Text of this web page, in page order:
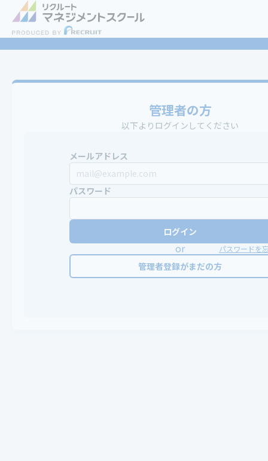
管理者の方
以下よりログインしてください
メールアドレス
パスワード
ログイン
or パスワードを
管理者登録がまだの方